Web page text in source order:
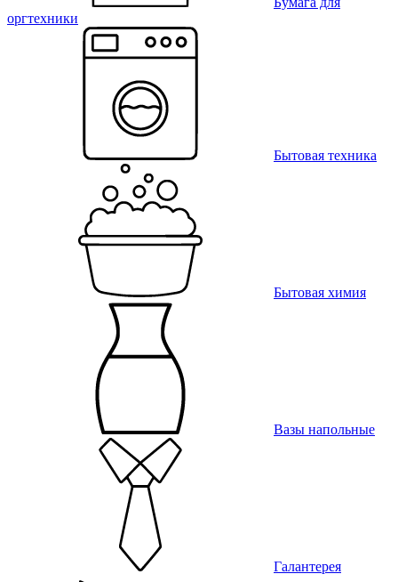
оргтехники
Бытовая техника
Бытовая химия
Вазы напольные
Галантерея